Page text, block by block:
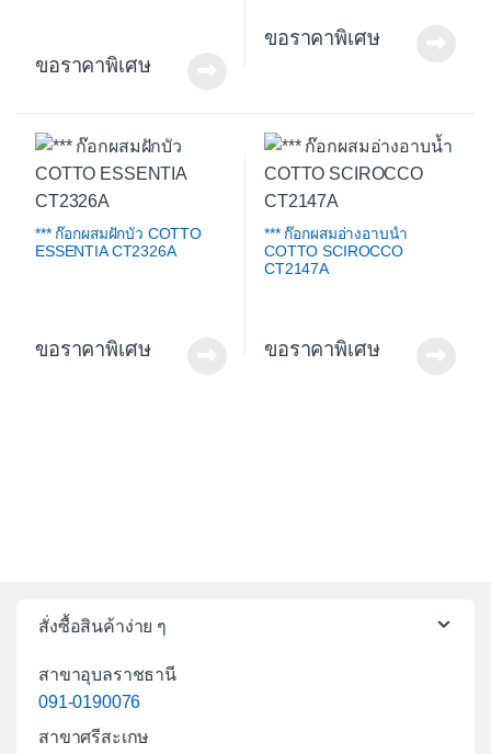
ขอราคาพิเศษ
ขอราคาพิเศษ
*** ก๊อกผสมฝักบัว COTTO
ESSENTIA CT2326A
ขอราคาพิเศษ
*** ก๊อกผสมอ่างอาบน้ำ
COTTO SCIROCCO
CT2147A
ขอราคาพิเศษ
สั่งซื้อสินค้าง่าย ๆ
สาขาอุบลราชธานี
091-0190076
สาขาศรีสะเกษ